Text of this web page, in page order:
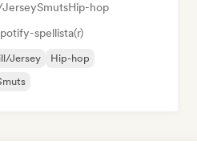
SmutsHip-hop
spellista(r)
Jersey
Hip-hop